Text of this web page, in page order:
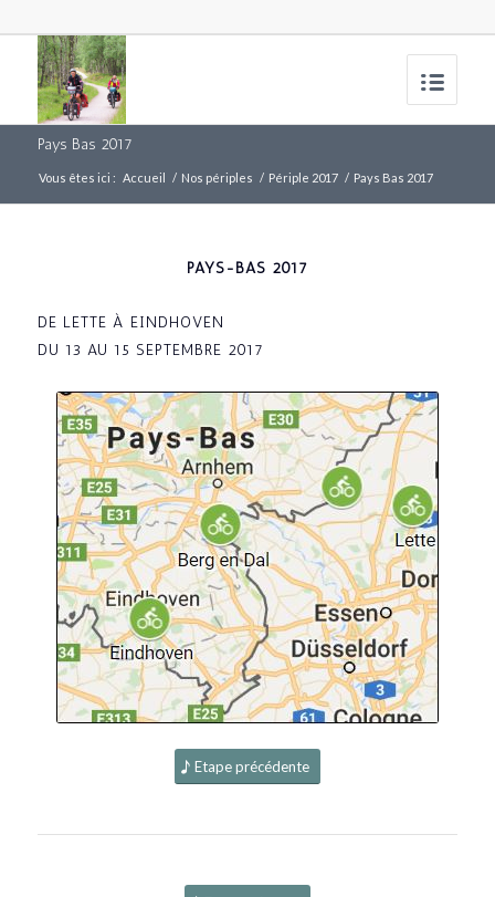
Pays Bas 2017
Vous êtes ici : Accueil / Nos périples / Périple 2017 / Pays Bas 2017
PAYS-BAS 2017
DE LETTE À EINDHOVEN
DU 13 AU 15 SEPTEMBRE 2017
Etape précédente